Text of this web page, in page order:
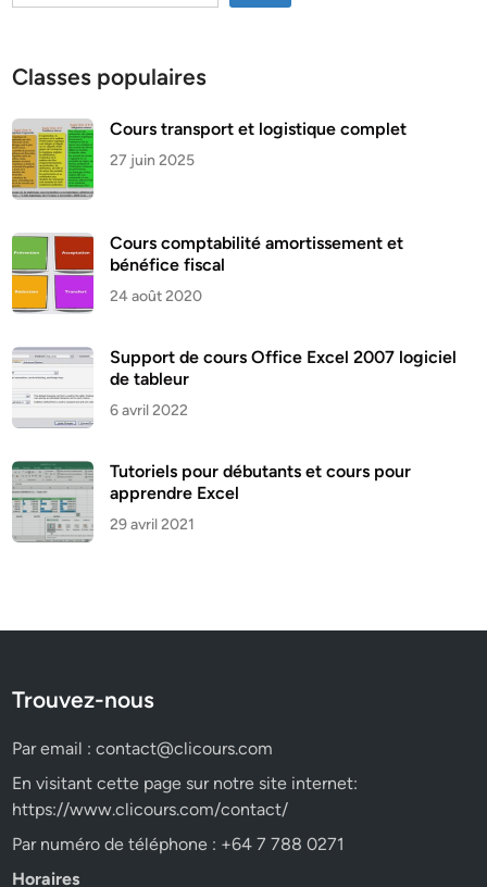
Classes populaires
Cours transport et logistique complet
27 juin 2025
Cours comptabilité amortissement et
bénéfice fiscal
24 août 2020
Support de cours Office Excel 2007 logiciel
de tableur
6 avril 2022
Tutoriels pour débutants et cours pour
apprendre Excel
29 avril 2021
Trouvez-nous
Par email :contact@clicours.com
En visitant cette page sur notre site internet:
https://www.clicours.com/contact/
Par numéro de téléphone : +64 7 788 0271
Horaires